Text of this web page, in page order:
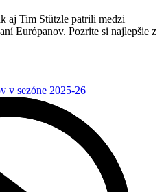
aj Tim Stützle patrili medzi
Európanov. Pozrite si najlepšie z